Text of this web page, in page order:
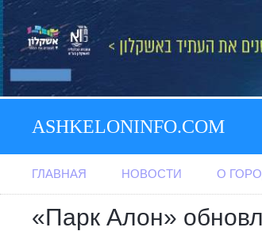
ASHKELONINFO.COM
ГЛАВНАЯ НОВОСТИ О
«Парк Алон»